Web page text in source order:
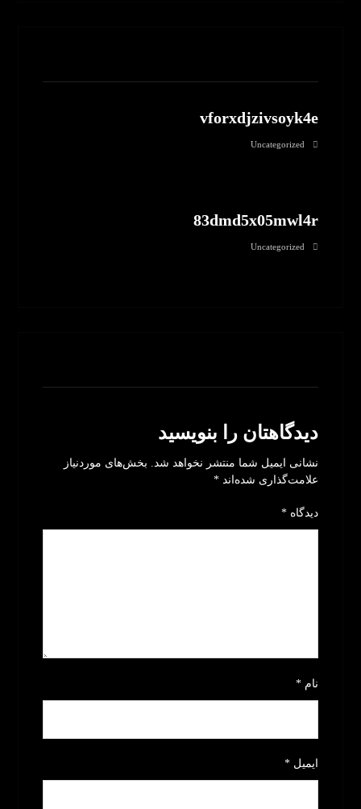
vforxdjzivsoyk4e
Uncategorized
83dmd5x05mwl4r
Uncategorized
دیدگاهتان را بنویسید
نشانی ایمیل شما منتشر نخواهد شد. بخش‌های موردنیاز
علامت‌گذاری شده‌اند*
دیدگاه*
نام*
ایمیل*